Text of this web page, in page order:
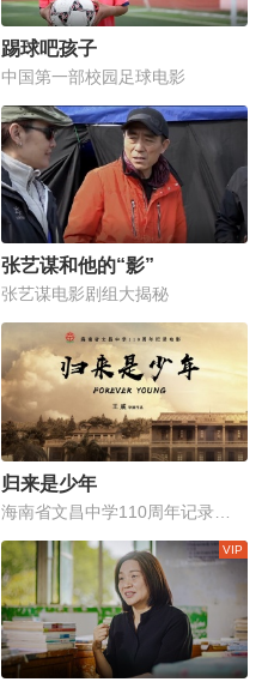
踢球吧孩子
中国第一部校园足球电影
张艺谋和他的“影”
张艺谋电影剧组大揭秘
归来是少年